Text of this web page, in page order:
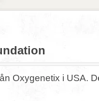
Oxygenetix i USA.